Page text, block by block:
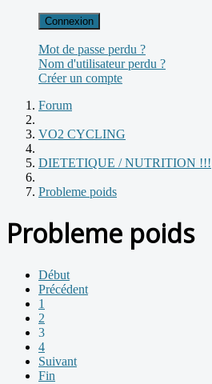
Connexion
Mot de passe perdu ?
Nom d'utilisateur perdu ?
Créer un compte
Forum
VO2 CYCLING
DIETETIQUE / NUTRITION !!!
Probleme poids
Probleme poids
Début
Précédent
1
2
3
4
Suivant
Fin